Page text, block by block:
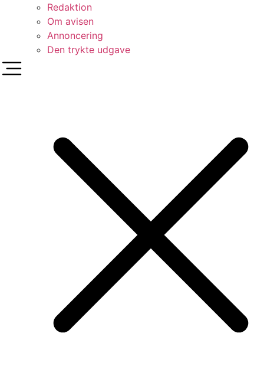
Redaktion
Om avisen
Annoncering
Den trykte udgave